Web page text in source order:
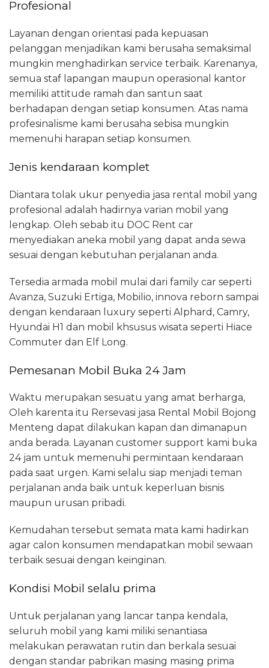
Profesional
Layanan dengan orientasi pada kepuasan
pelanggan menjadikan kami berusaha semaksimal
mungkin menghadirkan service terbaik. Karenanya,
semua staf lapangan maupun operasional kantor
memiliki attitude ramah dan santun saat
berhadapan dengan setiap konsumen. Atas nama
profesinalisme kami berusaha sebisa mungkin
memenuhi harapan setiap konsumen.
Jenis kendaraan komplet
Diantara tolak ukur penyedia jasa rental mobil yang
profesional adalah hadirnya varian mobil yang
lengkap. Oleh sebab itu DOC Rent car
menyediakan aneka mobil yang dapat anda sewa
sesuai dengan kebutuhan perjalanan anda.
Tersedia armada mobil mulai dari family car seperti
Avanza, Suzuki Ertiga, Mobilio, innova reborn sampai
dengan kendaraan luxury seperti Alphard, Camry,
Hyundai H1 dan mobil khsusus wisata seperti Hiace
Commuter dan Elf Long.
Pemesanan Mobil Buka 24 Jam
Waktu merupakan sesuatu yang amat berharga,
Oleh karenta itu Rersevasi jasa Rental Mobil Bojong
Menteng dapat dilakukan kapan dan dimanapun
anda berada. Layanan customer support kami buka
24 jam untuk memenuhi permintaan kendaraan
pada saat urgen. Kami selalu siap menjadi teman
perjalanan anda baik untuk keperluan bisnis
maupun urusan pribadi.
Kemudahan tersebut semata mata kami hadirkan
agar calon konsumen mendapatkan mobil sewaan
terbaik sesuai dengan keinginan.
Kondisi Mobil selalu prima
Untuk perjalanan yang lancar tanpa kendala,
seluruh mobil yang kami miliki senantiasa
melakukan perawatan rutin dan berkala sesuai
dengan standar pabrikan masing masing prima